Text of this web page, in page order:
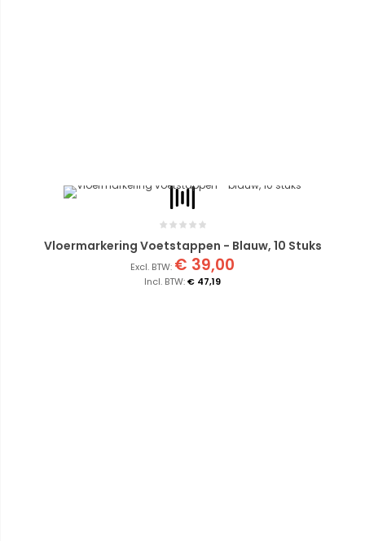
Vloermarkering Voetstappen - Blauw, 10 Stuks
€ 47,19
€ 39,00